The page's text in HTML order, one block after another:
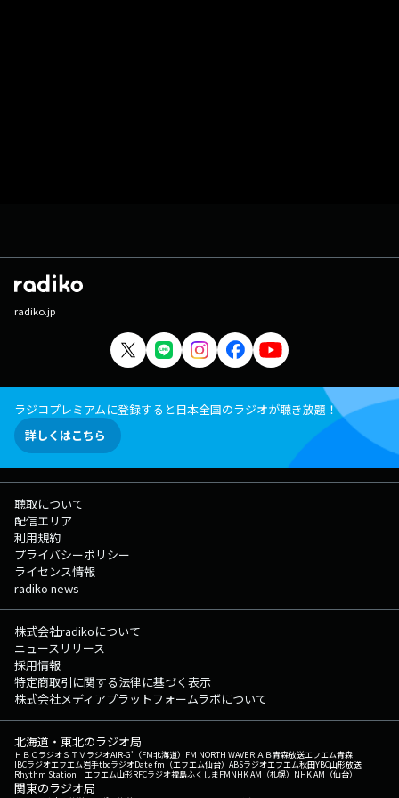
radiko.jp
ラジコプレミアムに登録すると日本全国のラジオが聴き放題！
詳しくはこちら
聴取について
配信エリア
利用規約
プライバシーポリシー
ライセンス情報
radiko news
株式会社radikoについて
ニュースリリース
採用情報
特定商取引に関する法律に基づく表示
株式会社メディアプラットフォームラボについて
北海道・東北のラジオ局
ＨＢＣラジオＳＴＶラジオAIR-G'（FM北海道） FM NORTH WAVEＲＡＢ青森放送エフエム青森
IBCラジオエフエム岩手tbcラジオDate fm（エフエム仙台） ABSラジオエフエム秋田YBC山形放送
Rhythm Station エフエム山形RFCラジオ福島ふくしまFMNHK AM（札幌） NHK AM（仙台）
関東のラジオ局